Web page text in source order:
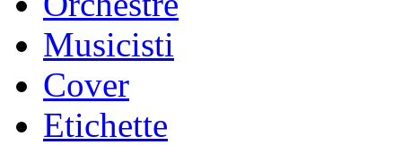
Musicisti
Cover
Etichette